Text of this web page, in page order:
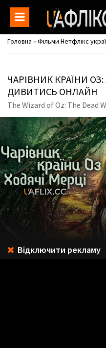
Головна » Фільми Нетфлікс
ЧАРІВНИК КРАЇНИ ОЗ:
ДИВИТИСЬ ОНЛАЙН
The Wizard of Oz: The Dead
Відключити рекламу